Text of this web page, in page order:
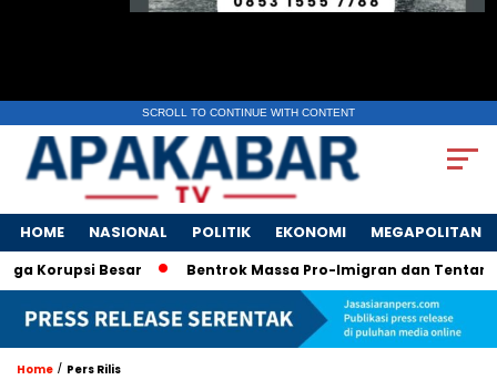
SCROLL TO CONTINUE WITH CONTENT
HOME NASIONAL POLITIK EKONOMI MEGAPOLITAN
Korupsi Besar Bentrok Massa Pro-Imigran dan Tentara
Home / Pers Rilis